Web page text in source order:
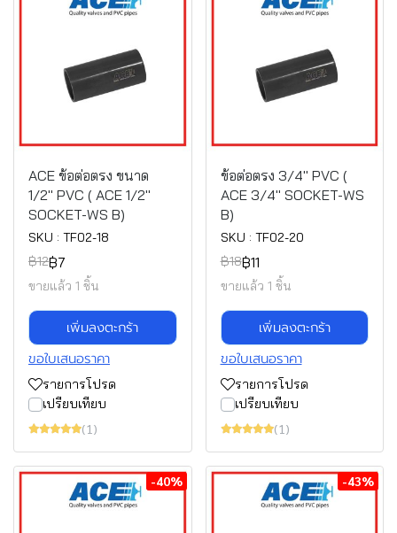
ACE ข้อต่อตรง ขนาด
1/2" PVC ( ACE 1/2"
SOCKET-WS B)
SKU : TF02-18
฿12฿7
ขายแล้ว 1 ชิ้น
เพิ่มลงตะกร้า
ขอใบเสนอราคา
รายการโปรด
เปรียบเทียบ
(1)
ข้อต่อตรง 3/4" PVC (
ACE 3/4" SOCKET-WS
B)
SKU : TF02-20
฿18฿11
ขายแล้ว 1 ชิ้น
เพิ่มลงตะกร้า
ขอใบเสนอราคา
รายการโปรด
เปรียบเทียบ
(1)
-40% -43%